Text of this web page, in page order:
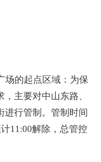
场的起点区域：为保
主要对中山东路、
进行管制。管制时间
11:00解除，总管控